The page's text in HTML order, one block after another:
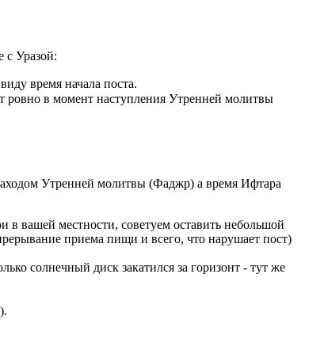
с Уразой:
время начала поста.
ровно в момент наступления Утренней молитвы
Утренней молитвы (Фаджр) а время Ифтара
вашей местности, советуем оставить небольшой
приема пищи и всего, что нарушает пост)
солнечный диск закатился за горизонт - тут же